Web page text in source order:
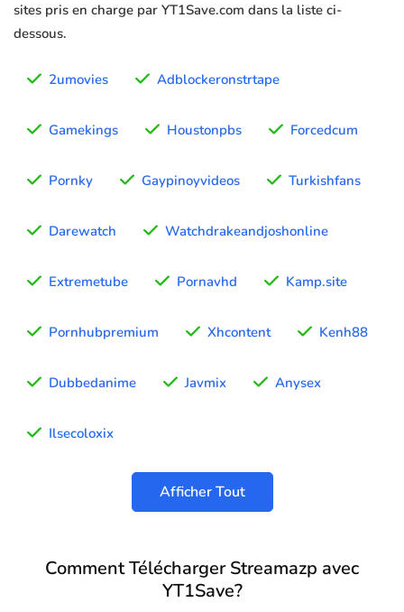
sites pris en charge par YT1Save.com dans la liste ci-
dessous.
2umovies Adblockeronstrtape
Gamekings Houstonpbs Forcedcum
Pornky Gaypinoyvideos Turkishfans
Darewatch Watchdrakeandjoshonline
Extremetube Pornavhd Kamp.site
Pornhubpremium Xhcontent Kenh88
Dubbedanime Javmix Anysex
Ilsecoloxix
Afficher Tout
Comment Télécharger Streamazp avec
YT1Save?